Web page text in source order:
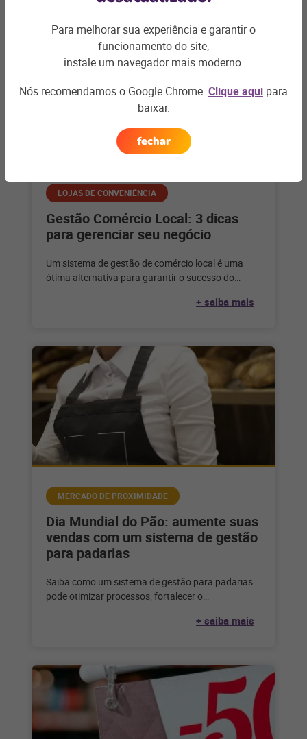
Artigos relacionados
LOJAS DE CONVENIÊNCIA
Gestão Comércio Local: 3 dicas
para gerenciar seu negócio
Um sistema de gestão de comércio local é uma
ótima alternativa para garantir o sucesso do
+ saiba mais
MERCADO DE PROXIMIDADE
Dia Mundial do Pão: aumente suas
vendas com um sistema de gestão
para padarias
Saiba como um sistema de gestão para padarias
pode otimizar processos, fortalecer o
+ saiba mais
Para melhorar sua experiência e garantir o
funcionamento do site,
instale um navegador mais moderno.
Nós recomendamos o Google Chrome. Clique aqui para
baixar.
fechar